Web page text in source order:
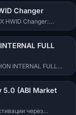
Changer
HWID Changer:
механизмов
и Core Isolation,
EAC/BE/Vanguard и
FULL
INTERNAL FULL
лоадера,
системы
Defender) и решение
5.0 (ABI Market
через